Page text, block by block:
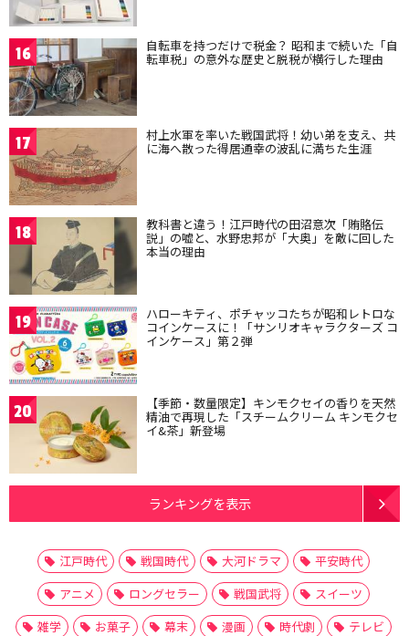
16 自転車を持つだけで税金？ 昭和まで続いた「自
転車税」の意外な歴史と脱税が横行した理由
17 村上水軍を率いた戦国武将！幼い弟を支え、共
に海へ散った得居通幸の波乱に満ちた生涯
18 教科書と違う！江戸時代の田沼意次「賄賂伝
説」の嘘と、水野忠邦が「大奥」を敵に回した
本当の理由
19 ハローキティ、ポチャッコたちが昭和レトロな
コインケースに！「サンリオキャラクターズ コ
インケース」第２弾
20 【季節・数量限定】キンモクセイの香りを天然
精油で再現した「スチームクリーム キンモクセ
イ&茶」新登場
ランキングを表示
江戸時代 戦国時代 大河ドラマ
平安時代
アニメ
ロングセラー 戦国武将
スイーツ
雑学
お菓子 幕末 漫画 時代劇
テレビ